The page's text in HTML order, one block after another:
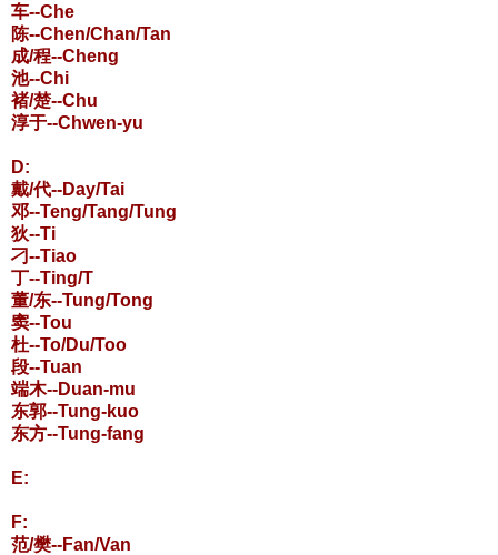
车--Che
陈--Chen/Chan/Tan
成/程--Cheng
池--Chi
褚/楚--Chu
淳于--Chwen-yu
D:
戴/代--Day/Tai
邓--Teng/Tang/Tung
狄--Ti
刁--Tiao
丁--Ting/T
董/东--Tung/Tong
窦--Tou
杜--To/Du/Too
段--Tuan
端木--Duan-mu
东郭--Tung-kuo
东方--Tung-fang
E:
F:
范/樊--Fan/Van